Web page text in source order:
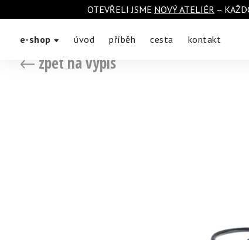
OTEVŘELI JSME NOVÝ ATELIÉR –
e-shop úvod příběh cesta kontakt
zpět na výpis